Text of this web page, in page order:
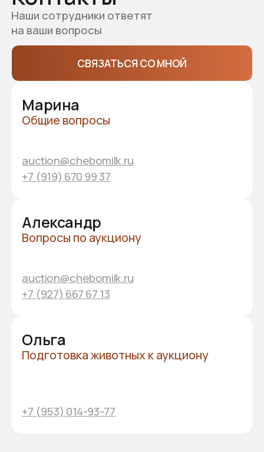
Схема проезда
ул. Промышленная, 1Б, п. Новое Атлашево,
Чебоксарский МО